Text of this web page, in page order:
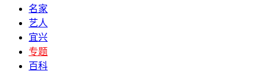
名家
艺人
宜兴
专题
百科